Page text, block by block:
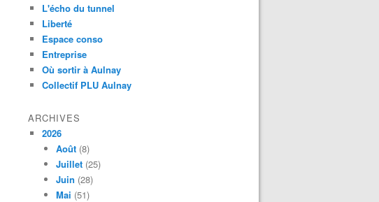
L'écho du tunnel
Liberté
Espace conso
Entreprise
Où sortir à Aulnay
Collectif PLU Aulnay
ARCHIVES
2026
Août (8)
Juillet (25)
Juin (28)
Mai (51)